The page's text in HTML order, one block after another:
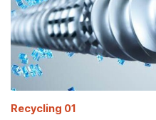
Recycling 01